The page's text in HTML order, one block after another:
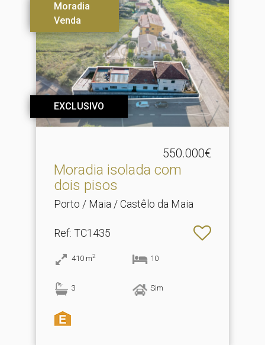
Moradia
Venda
EXCLUSIVO
550.000€
Moradia isolada com
dois pisos
Porto / Maia / Castêlo da Maia
Ref: TC1435
410 m2 10
3 Sim